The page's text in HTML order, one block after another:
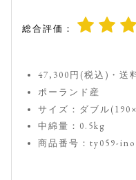
総合評価：
47,300円(税込)・送
ポーランド産
サイズ：ダブル
中綿量：0.5kg
商品番号：ty059-